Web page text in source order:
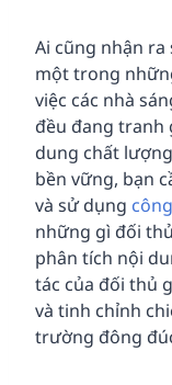
Ai cũng nhận ra
một trong
việc các nhà
đều đang tranh
dung chất
bền vững, bạn
và sử dụng
những gì đối
phân tích nội
tác của đối thủ
và tinh chỉnh
trường đông